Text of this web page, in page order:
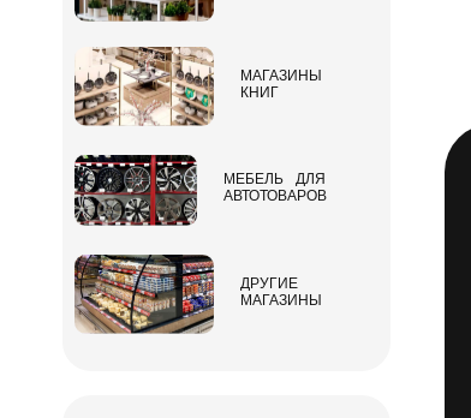
МАГАЗИНЫ
КНИГ
МЕБЕЛЬ ДЛЯ
АВТОТОВАРОВ
ДРУГИЕ
МАГАЗИНЫ